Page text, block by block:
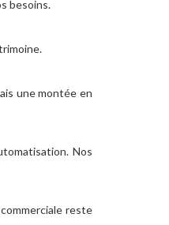
besoins.
une montée en
Nos
reste